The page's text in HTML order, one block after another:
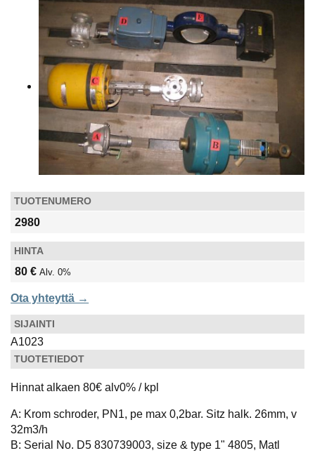
VIIMEKSI LISÄTYT
TUOTEHAKU
YHTEYSTIEDOT
TUOTENUMERO
2980
HINTA
80 € Alv. 0%
Ota yhteyttä →
SIJAINTI
A1023
TUOTETIEDOT
Hinnat alkaen 80€ alv0% / kpl
A: Krom schroder, PN1, pe max 0,2bar. Sitz halk. 26mm, v
32m3/h
B: Serial No. D5 830739003, size & type 1" 4805, Matl